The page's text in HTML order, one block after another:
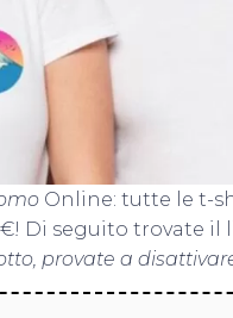
Online: tutte le t-
Di seguito trovate il
provate a